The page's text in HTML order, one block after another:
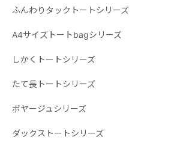
ふんわりタックトートシリーズ
A4サイズトートbagシリーズ
しかくトートシリーズ
たて長トートシリーズ
ボヤージュシリーズ
ダックストートシリーズ